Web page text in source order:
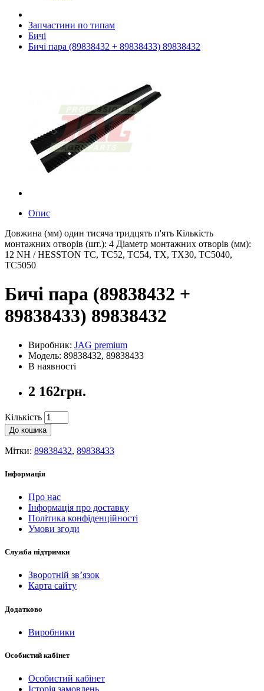
Запчастини по типам
Бичі
Бичі пара (89838432 + 89838433) 89838432
Опис
Довжина (мм) один тисяча тридцять п'ять Кількість
монтажних отворів (шт.): 4 Діаметр монтажних отворів (мм):
12 NH / HESSTON TC, TC52, TC54, TX, TX30, TC5040,
TC5050
Бичі пара (89838432 +
89838433) 89838432
Виробник: JAG premium
Модель: 89838432, 89838433
В наявності
2 162грн.
Кількість
До кошика
Мітки: 89838432, 89838433
Інформація
Про нас
Інформація про доставку
Політика конфіденційності
Умови згоди
Служба підтримки
Зворотній зв’язок
Карта сайту
Додатково
Виробники
Особистий кабінет
Особистий кабінет
Історія замовлень